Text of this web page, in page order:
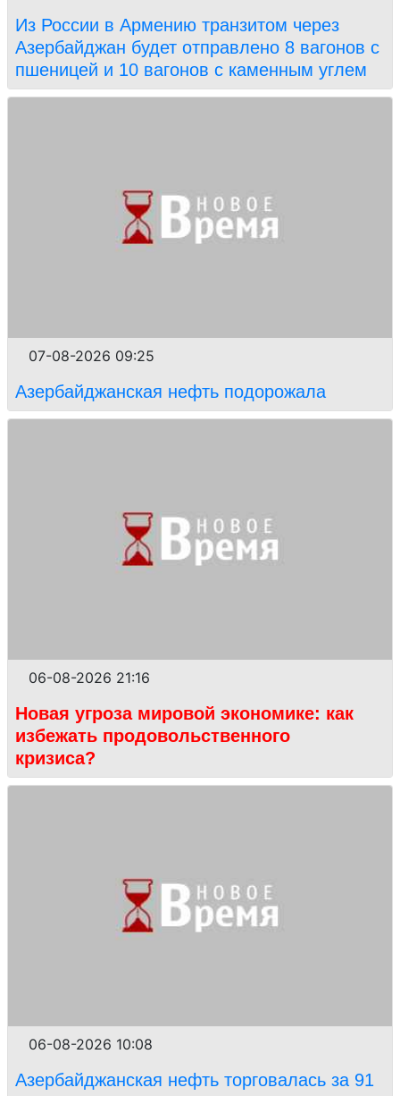
Из России в Армению транзитом через
Азербайджан будет отправлено 8 вагонов с
пшеницей и 10 вагонов с каменным углем
07-08-2026 09:25
Азербайджанская нефть подорожала
06-08-2026 21:16
Новая угроза мировой экономике: как
избежать продовольственного
кризиса?
06-08-2026 10:08
Азербайджанская нефть торговалась за 91